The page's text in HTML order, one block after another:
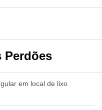
Perdões
em local de lixo